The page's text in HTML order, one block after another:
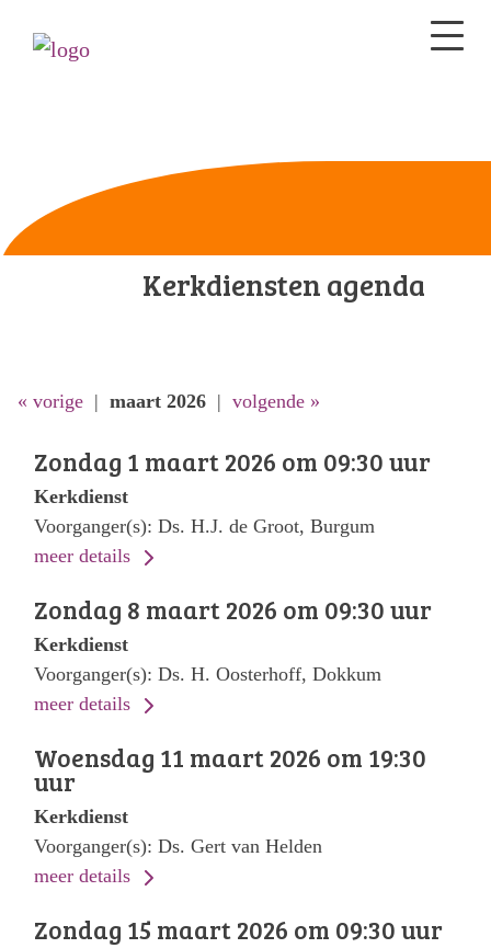
Kerkdiensten agenda
« vorige | maart 2026 | volgende »
Zondag 1 maart 2026 om 09:30 uur
Kerkdienst
Voorganger(s): Ds. H.J. de Groot, Burgum
meer details
Zondag 8 maart 2026 om 09:30 uur
Kerkdienst
Voorganger(s): Ds. H. Oosterhoff, Dokkum
meer details
Woensdag 11 maart 2026 om 19:30
uur
Kerkdienst
Voorganger(s): Ds. Gert van Helden
meer details
Zondag 15 maart 2026 om 09:30 uur